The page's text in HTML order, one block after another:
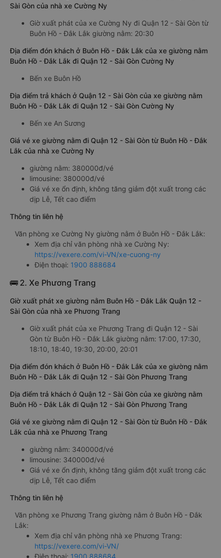
Sài Gòn của nhà xe Cường Ny
Giờ xuất phát của xe Cường Ny đi Quận 12 - Sài Gòn từ
Buôn Hồ - Đắk Lắk giường nằm: 20:30
Địa điểm đón khách ở Buôn Hồ - Đắk Lắk của xe giường nằm
Buôn Hồ - Đắk Lắk đi Quận 12 - Sài Gòn Cường Ny
Bến xe Buôn Hồ
Địa điểm trả khách ở Quận 12 - Sài Gòn của xe giường nằm
Buôn Hồ - Đắk Lắk đi Quận 12 - Sài Gòn Cường Ny
Bến xe An Sương
Giá vé xe giường nằm đi Quận 12 - Sài Gòn từ Buôn Hồ - Đắk
Lắk của nhà xe Cường Ny
giường nằm: 380000đ/vé
limousine: 380000đ/vé
Giá vé xe ổn định, không tăng giảm đột xuất trong các
dịp Lễ, Tết cao điểm
Thông tin liên hệ
Văn phòng xe Cường Ny giường nằm ở Buôn Hồ - Đắk Lắk:
Xem địa chỉ văn phòng nhà xe Cường Ny:
https://vexere.com/vi-VN/xe-cuong-ny
Điện thoại: 1900 888684
🚌 2. Xe Phương Trang
Giờ xuất phát xe giường nằm Buôn Hồ - Đắk Lắk Quận 12 -
Sài Gòn của nhà xe Phương Trang
Giờ xuất phát của xe Phương Trang đi Quận 12 - Sài
Gòn từ Buôn Hồ - Đắk Lắk giường nằm: 17:00, 17:30,
18:10, 18:40, 19:30, 20:00, 20:01
Địa điểm đón khách ở Buôn Hồ - Đắk Lắk của xe giường nằm
Buôn Hồ - Đắk Lắk đi Quận 12 - Sài Gòn Phương Trang
Địa điểm trả khách ở Quận 12 - Sài Gòn của xe giường nằm
Buôn Hồ - Đắk Lắk đi Quận 12 - Sài Gòn Phương Trang
Giá vé xe giường nằm đi Quận 12 - Sài Gòn từ Buôn Hồ - Đắk
Lắk của nhà xe Phương Trang
giường nằm: 340000đ/vé
limousine: 340000đ/vé
Giá vé xe ổn định, không tăng giảm đột xuất trong các
dịp Lễ, Tết cao điểm
Thông tin liên hệ
Văn phòng xe Phương Trang giường nằm ở Buôn Hồ - Đắk
Lắk:
Xem địa chỉ văn phòng nhà xe Phương Trang:
https://vexere.com/vi-VN/
Điện thoại: 1900 888684